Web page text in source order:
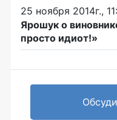
25 ноября 2014г.,
Ярошук о
просто идиот!»